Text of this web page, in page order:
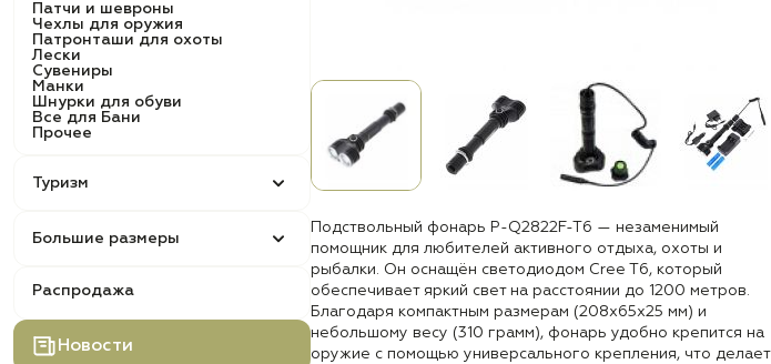
Патчи и шевроны
Чехлы для оружия
Патронташи для охоты
Лески
Сувениры
Манки
Шнурки для обуви
Все для Бани
Прочее
Туризм
Большие размеры
Распродажа
Новости
Подствольный фонарь P-Q2822F-T6 — незаменимый
помощник для любителей активного отдыха, охоты и
рыбалки. Он оснащён светодиодом Cree T6, который
обеспечивает яркий свет на расстоянии до 1200 метров.
Благодаря компактным размерам (208х65х25 мм) и
небольшому весу (310 грамм), фонарь удобно крепится на
оружие с помощью универсального крепления, что делает